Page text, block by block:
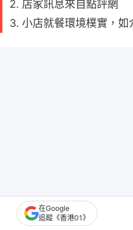
2. 店家訊息來自點評網
3. 小店就餐環境樸實，如
在Google
追蹤《香港01》